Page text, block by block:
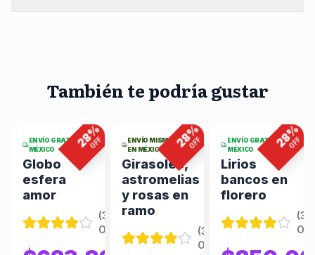
También te podría gustar
viendo
28%
OFF
ENVÍO GRATIS EN
MÉXICO
Globo
esfera
amor
(344
Opiniones
7
viendo
28%
OFF
ENVÍO MISMO DÍA
EN MÉXICO
Girasoles,
astromelias
y rosas en
ramo
(346
Opiniones
4 viendo
28%
OFF
ENVÍO GRATIS EN
MÉXICO
Lirios
bancos en
florero
(